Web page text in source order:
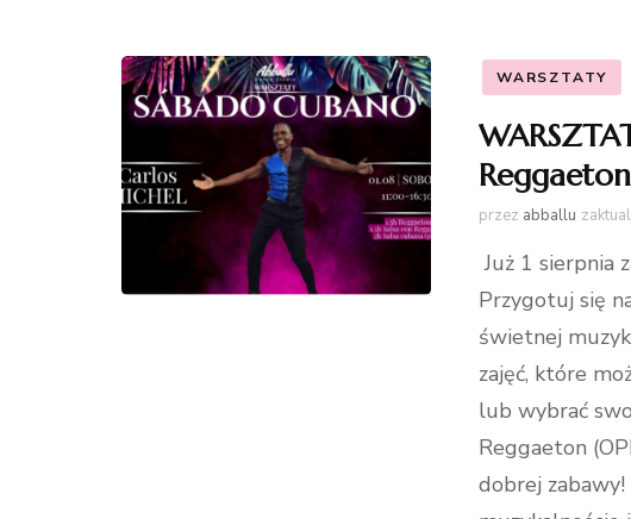
WARSZTATY
przez abballu
Już 1 sierpnia
Przygotuj się
świetnej
zajęć, które
lub wybrać
Reggaeton
dobrej zabawy!